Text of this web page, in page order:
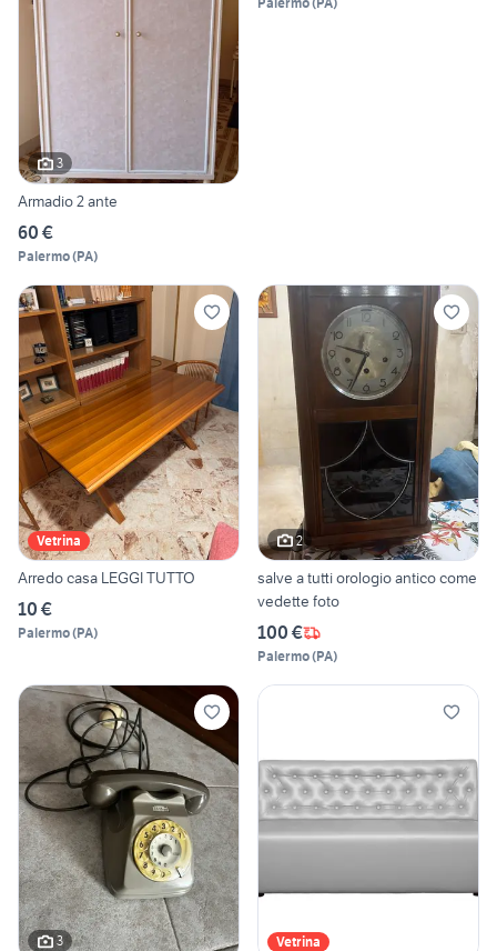
3
Armadio 2 ante
60 €
Palermo(PA)
Vetrina
Arredo casa LEGGI TUTTO
10 €
Palermo(PA)
2
salve a tutti orologio antico come
vedette foto
100 €
Palermo(PA)
3 Vetrina